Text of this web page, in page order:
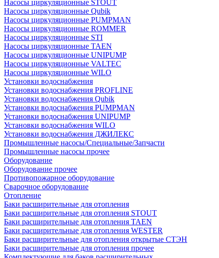
Насосы циркуляционные STOUT
Насосы циркуляционные Qubik
Насосы циркуляционные PUMPMAN
Насосы циркуляционные ROMMER
Насосы циркуляционные STI
Насосы циркуляционные TAEN
Насосы циркуляционные UNIPUMP
Насосы циркуляционные VALTEC
Насосы циркуляционные WILO
Установки водоснабжения
Установки водоснабжения PROFLINE
Установки водоснабжения Qubik
Установки водоснабжения PUMPMAN
Установки водоснабжения UNIPUMP
Установки водоснабжения WILO
Установки водоснабжения ДЖИЛЕКС
Промышленные насосы/Специальные/Запчасти
Промышленные насосы прочее
Оборудование
Оборудование прочее
Противопожарное оборудование
Сварочное оборудование
Отопление
Баки расширительные для отопления
Баки расширительные для отопления STOUT
Баки расширительные для отопления TAEN
Баки расширительные для отопления WESTER
Баки расширительные для отопления открытые СТЭН
Баки расширительные для отопления прочее